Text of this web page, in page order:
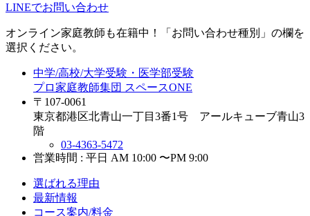
LINEでお問い合わせ
オンライン家庭教師 も在籍中！「お問い合わせ種別」の欄を
選択ください。
中学/高校/大学受験・医学部受験
プロ家庭教師集団 スペースONE
〒107-0061
東京都港区北青山一丁目3番1号 アールキューブ青山3
階
03-4363-5472
営業時間 : 平日 AM 10:00 〜PM 9:00
選ばれる理由
最新情報
コース案内/料金